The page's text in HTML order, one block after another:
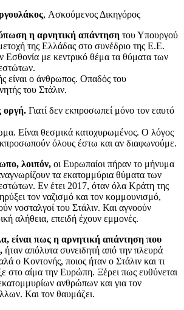
, Ασκούμενος Δικηγόρος
η αρνητική απάντηση του Υπουργού
της Ελλάδας στο συνέδριο της Ε.Ε.
Εσθονία με κεντρικό θέμα τα θύματα των
είναι ο άνθρωπος. Οπαδός του
του Στάλιν.
οργή. Γιατί δεν εκπροσωπεί μόνο τον εαυτό
Είναι θεσμικά κατοχυρωμένος. Ο λόγος
όλους έστω και αν διαφωνούμε.
λοιπόν, οι Ευρωπαίοι πήραν το μήνυμα
τα εκατομμύρια θύματα των
Εν έτει 2017, όταν όλα Κράτη της
τον ναζισμό και τον κομμουνισμό,
νοσταλγοί του Στάλιν. Και αγνοούν
αλήθεια, επειδή έχουν εμμονές.
είναι πως η αρνητική απάντηση που
ήταν απόλυτα συνειδητή από την πλευρά
ο Κοντονής, ποιος ήταν ο Στάλιν και τι
στο αίμα την Ευρώπη. Ξέρει πως ευθύνεται
ανθρώπων και για τον
Και τον θαυμάζει.